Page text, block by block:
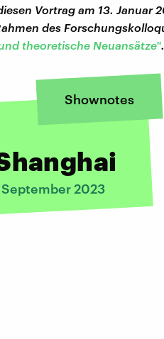
Vortrag am 13. Januar
des
theoretische Neuansätze".
Shownotes
2023